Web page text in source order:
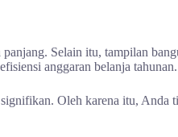
Selain itu, tampilan
anggaran belanja tahunan.
Oleh karena itu,